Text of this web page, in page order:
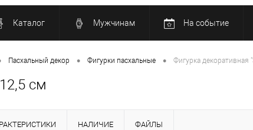
Каталог Мужчинам На событие
Пасхальный декор • Фигурки пасхальные • Фигурка декоративная
см
НАЛИЧИЕ ФАЙЛЫ